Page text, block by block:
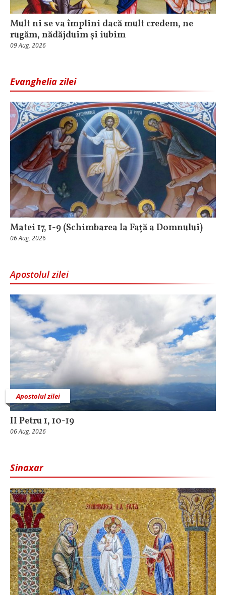
Mult ni se va împlini dacă mult credem, ne
rugăm, nădăjduim și iubim
09 Aug, 2026
Evanghelia zilei
Matei 17, 1-9 (Schimbarea la Față a Domnului)
06 Aug, 2026
Apostolul zilei
Apostolul zilei
II Petru 1, 10-19
06 Aug, 2026
Sinaxar